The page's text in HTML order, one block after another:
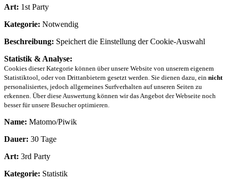
Art: 1st Party
Kategorie: Notwendig
Beschreibung: Speichert die Einstellung der Cookie-Auswahl
Statistik & Analyse:
Cookies dieser Kategorie können über unsere Website von unserem eigenem
Statistiktool, oder von Drittanbietern gesetzt werden. Sie dienen dazu, ein nicht
personalisiertes, jedoch allgemeines Surfverhalten auf unseren Seiten zu
erkennen. Über diese Auswertung können wir das Angebot der Webseite noch
besser für unsere Besucher optimieren.
Name: Matomo/Piwik
Dauer: 30 Tage
Art: 3rd Party
Kategorie: Statistik